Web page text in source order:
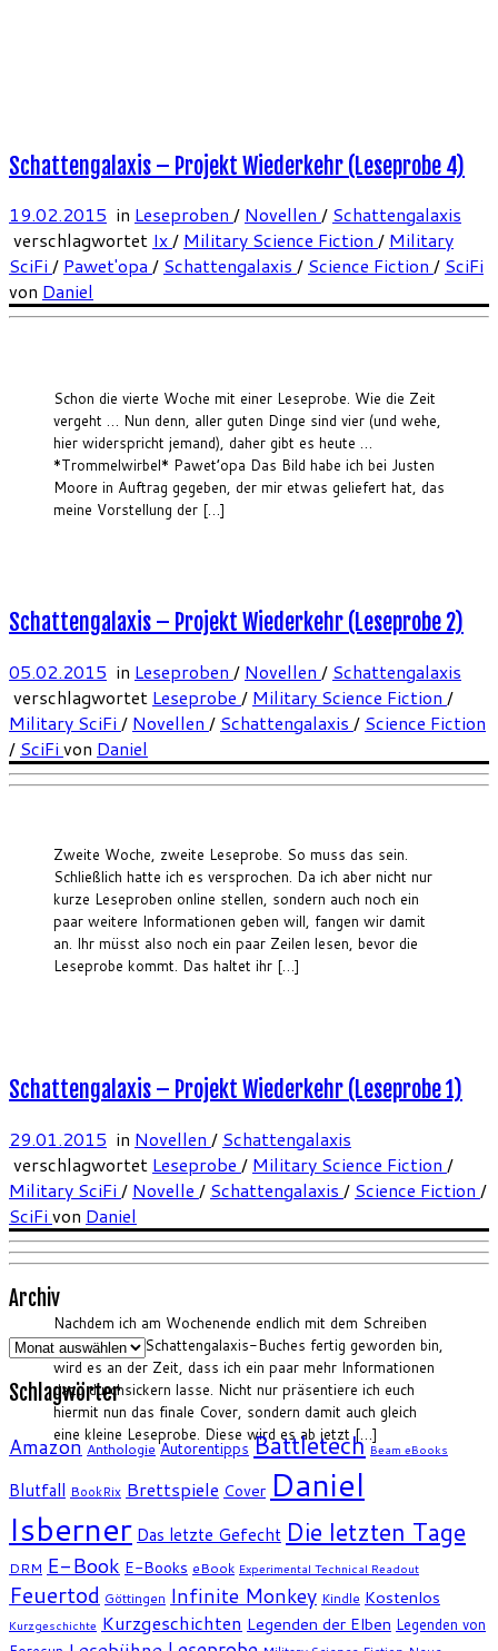
Schon die vierte Woche mit einer Leseprobe. Wie die Zeit
vergeht … Nun denn, aller guten Dinge sind vier (und wehe,
hier widerspricht jemand), daher gibt es heute …
*Trommelwirbel* Pawet’opa Das Bild habe ich bei Justen
Moore in Auftrag gegeben, der mir etwas geliefert hat, das
meine Vorstellung der […]
Schattengalaxis – Projekt Wiederkehr (Leseprobe 4)
19.02.2015 in Leseproben / Novellen / Schattengalaxis
verschlagwortet Ix/ Military Science Fiction / Military
SciFi / Pawet'opa / Schattengalaxis / Science Fiction / SciFi
von Daniel
Zweite Woche, zweite Leseprobe. So muss das sein.
Schließlich hatte ich es versprochen. Da ich aber nicht nur
kurze Leseproben online stellen, sondern auch noch ein
paar weitere Informationen geben will, fangen wir damit
an. Ihr müsst also noch ein paar Zeilen lesen, bevor die
Leseprobe kommt. Das haltet ihr […]
Schattengalaxis – Projekt Wiederkehr (Leseprobe 2)
05.02.2015 in Leseproben / Novellen / Schattengalaxis
verschlagwortet Leseprobe / Military Science Fiction /
Military SciFi / Novellen / Schattengalaxis / Science Fiction
/ SciFi von Daniel
Nachdem ich am Wochenende endlich mit dem Schreiben
des nächsten Schattengalaxis-Buches fertig geworden bin,
wird es an der Zeit, dass ich ein paar mehr Informationen
dazu durchsickern lasse. Nicht nur präsentiere ich euch
hiermit nun das finale Cover, sondern damit auch gleich
eine kleine Leseprobe. Diese wird es ab jetzt […]
Schattengalaxis – Projekt Wiederkehr (Leseprobe 1)
29.01.2015 in Novellen / Schattengalaxis
verschlagwortet Leseprobe / Military Science Fiction /
Military SciFi / Novelle / Schattengalaxis / Science Fiction /
SciFi von Daniel
Archiv
Archiv
Schlagwörter
Amazon Anthologie Autorentipps Battletech Beam eBooks
Blutfall BookRix Brettspiele Cover Daniel
Isberner Das letzte Gefecht Die letzten Tage
DRM E-Book E-Books eBook Experimental Technical Readout
Feuertod Göttingen Infinite Monkey Kindle Kostenlos
Kurzgeschichte Kurzgeschichten Legenden der Elben Legenden von